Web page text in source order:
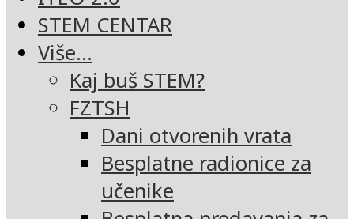
STEM CENTAR
Više…
Kaj buš STEM?
FZTSH
Dani otvorenih vrata
Besplatne radionice za
učenike